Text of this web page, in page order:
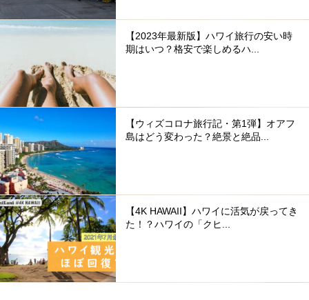
【2023年最新版】ハワイ旅行の安い時
期はいつ？格安で楽しめるハ...
【ウィズコロナ旅行記・第1弾】オアフ
島はどう変わった？絶景と絶品...
【4K HAWAII】ハワイに活気が戻ってき
た！？ハワイの「クヒ...